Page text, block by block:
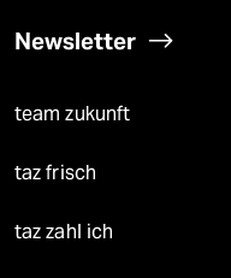
Newsletter
team zukunft
taz frisch
taz zahl ich